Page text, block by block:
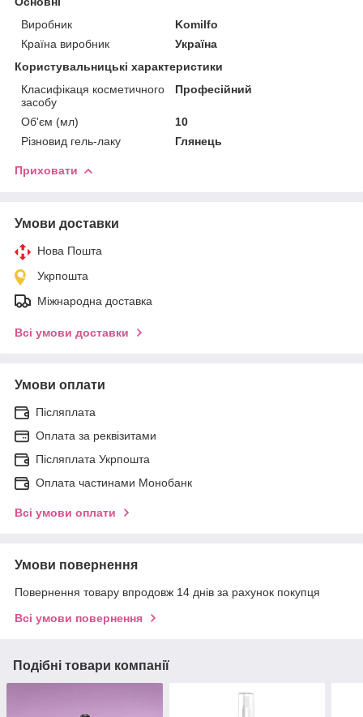
Виробник
Komilfo
Країна виробник
Україна
Користувальницькі характеристики
Класифікаця косметичного
засобу
Професійний
Об'єм (мл)
10
Різновид гель-лаку
Глянець
Приховати
Умови доставки
Нова Пошта
Укрпошта
Міжнародна доставка
Всі умови доставки
Умови оплати
Післяплата
Оплата за реквізитами
Післяплата Укрпошта
Оплата частинами Монобанк
Всі умови оплати
Умови повернення
Повернення товару впродовж 14 днів за рахунок покупця
Всі умови повернення
Подібні товари компанії